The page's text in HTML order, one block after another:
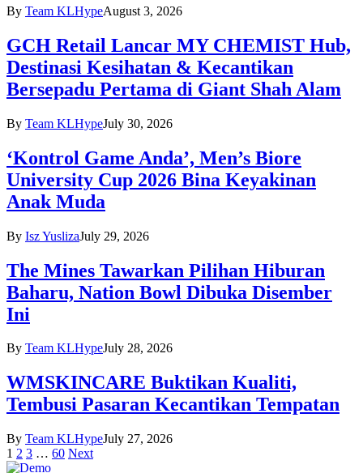
By Team KLHypeAugust 3, 2026
GCH Retail Lancar MY CHEMIST Hub,
Destinasi Kesihatan & Kecantikan
Bersepadu Pertama di Giant Shah Alam
By Team KLHypeJuly 30, 2026
‘Kontrol Game Anda’, Men’s Biore
University Cup 2026 Bina Keyakinan
Anak Muda
By Isz YuslizaJuly 29, 2026
The Mines Tawarkan Pilihan Hiburan
Baharu, Nation Bowl Dibuka Disember
Ini
By Team KLHypeJuly 28, 2026
WMSKINCARE Buktikan Kualiti,
Tembusi Pasaran Kecantikan Tempatan
By Team KLHypeJuly 27, 2026
1 2 3 … 60 Next